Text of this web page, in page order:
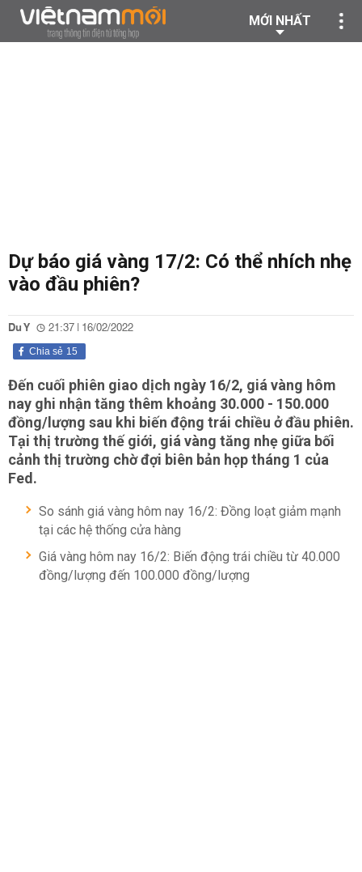
MỚI NHẤT
Dự báo giá vàng 17/2: Có thể nhích nhẹ
vào đầu phiên?
Du Y 21:37 | 16/02/2022
15
Chia sẻ
Đến cuối phiên giao dịch ngày 16/2, giá vàng hôm
nay ghi nhận tăng thêm khoảng 30.000 - 150.000
đồng/lượng sau khi biến động trái chiều ở đầu phiên.
Tại thị trường thế giới, giá vàng tăng nhẹ giữa bối
cảnh thị trường chờ đợi biên bản họp tháng 1 của
Fed.
So sánh giá vàng hôm nay 16/2: Đồng loạt giảm mạnh
tại các hệ thống cửa hàng
Giá vàng hôm nay 16/2: Biến động trái chiều từ 40.000
đồng/lượng đến 100.000 đồng/lượng